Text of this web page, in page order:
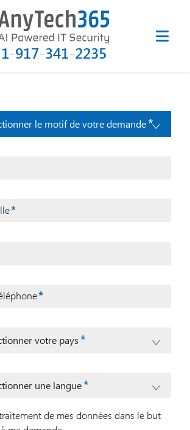
1-917-341-2235
nous
le motif de votre demande
votre pays
une langue
de mes données dans le but